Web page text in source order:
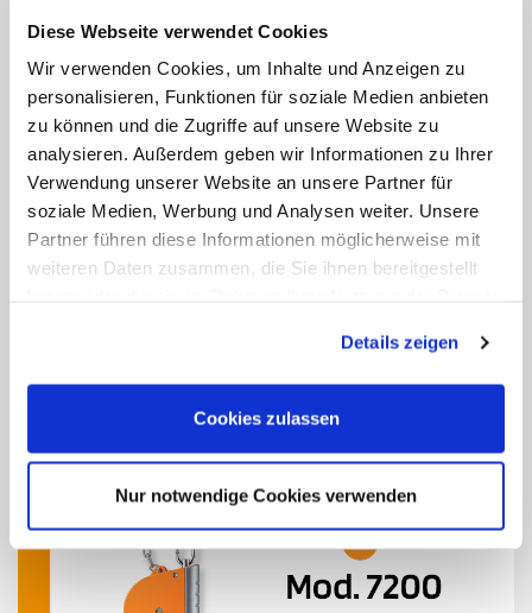
Diese Webseite verwendet Cookies
Wir verwenden Cookies, um Inhalte und Anzeigen zu
personalisieren, Funktionen für soziale Medien anbieten
zu können und die Zugriffe auf unsere Website zu
analysieren. Außerdem geben wir Informationen zu Ihrer
Verwendung unserer Website an unsere Partner für
soziale Medien, Werbung und Analysen weiter. Unsere
Partner führen diese Informationen möglicherweise mit
weiteren Daten zusammen, die Sie ihnen bereitgestellt
Cookies, wenn Sie unsere Webseite weiterhin nutzen.
Details zeigen
Cookies zulassen
Nur notwendige Cookies verwenden
IDENT-NR. GTIN
in kg
7200 080130
4262403190368 0,0 - 0,5 1600
7200 080131
4262403190375 0,3 - 1,5 1600
7200 080132
4262403190382 1,2 - 2,5 1600